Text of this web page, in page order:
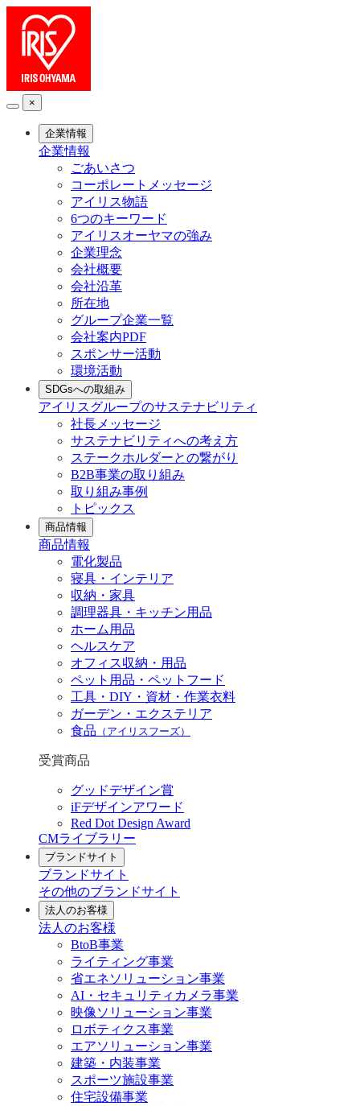
×
企業情報
企業情報
ごあいさつ
コーポレートメッセージ
アイリス物語
6つのキーワード
アイリスオーヤマの強み
企業理念
会社概要
会社沿革
所在地
グループ企業一覧
会社案内PDF
スポンサー活動
環境活動
SDGsへの取組み
アイリスグループのサステナビリティ
社長メッセージ
サステナビリティへの考え方
ステークホルダーとの繋がり
B2B事業の取り組み
取り組み事例
トピックス
商品情報
商品情報
電化製品
寝具・インテリア
収納・家具
調理器具・キッチン用品
ホーム用品
ヘルスケア
オフィス収納・用品
ペット用品・ペットフード
工具・DIY・資材・作業衣料
ガーデン・エクステリア
食品 （アイリスフーズ）
受賞商品
グッドデザイン賞
iFデザインアワード
Red Dot Design Award
CMライブラリー
ブランドサイト
ブランドサイト
その他のブランドサイト
法人のお客様
法人のお客様
BtoB事業
ライティング事業
省エネソリューション事業
AI・セキュリティカメラ事業
映像ソリューション事業
ロボティクス事業
エアソリューション事業
建築・内装事業
スポーツ施設事業
住宅設備事業